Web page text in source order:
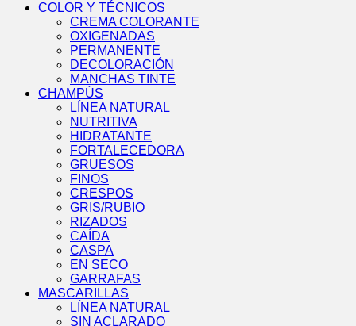
COLOR Y TÉCNICOS
CREMA COLORANTE
OXIGENADAS
PERMANENTE
DECOLORACIÓN
MANCHAS TINTE
CHAMPÚS
LÍNEA NATURAL
NUTRITIVA
HIDRATANTE
FORTALECEDORA
GRUESOS
FINOS
CRESPOS
GRIS/RUBIO
RIZADOS
CAÍDA
CASPA
EN SECO
GARRAFAS
MASCARILLAS
LÍNEA NATURAL
SIN ACLARADO